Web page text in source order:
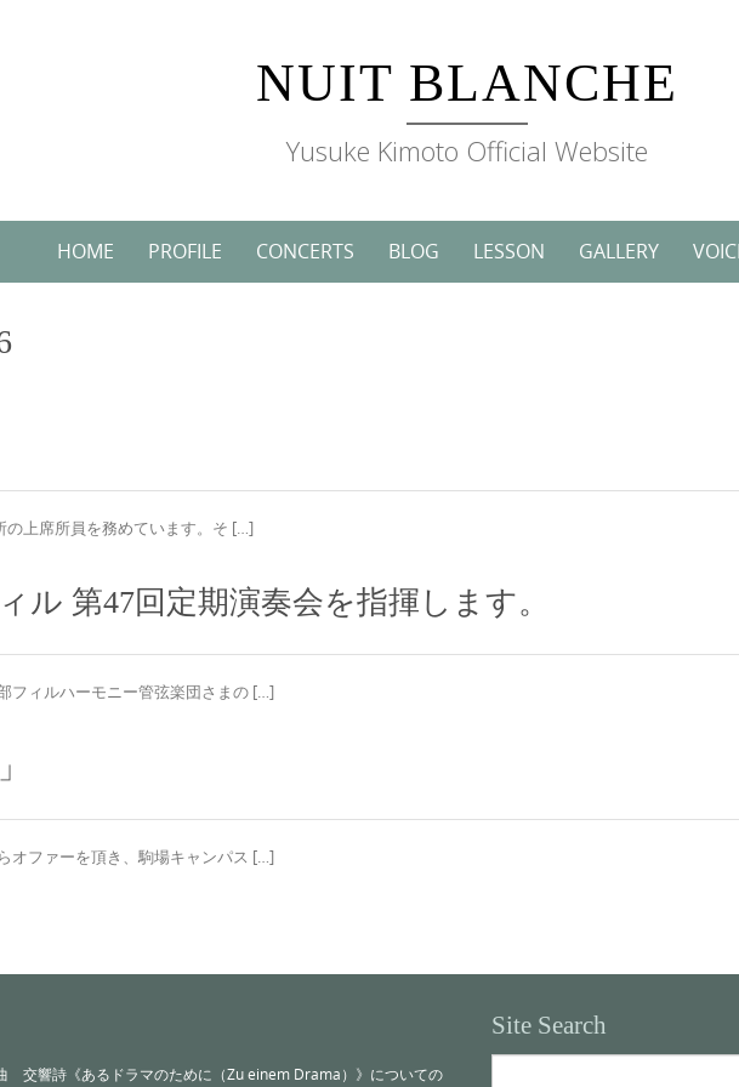
NUIT BLANCHE
Yusuke Kimoto Official Website
HOME PROFILE CONCERTS BLOG LESSON GALLERY
の上席所員を務めています。そ […]
ル 第47回定期演奏会を指揮します。
フィルハーモニー管弦楽団さまの […]
オファーを頂き、駒場キャンパス […]
交響詩《あるドラマのために（Zu einem Drama）》についての
Site Search